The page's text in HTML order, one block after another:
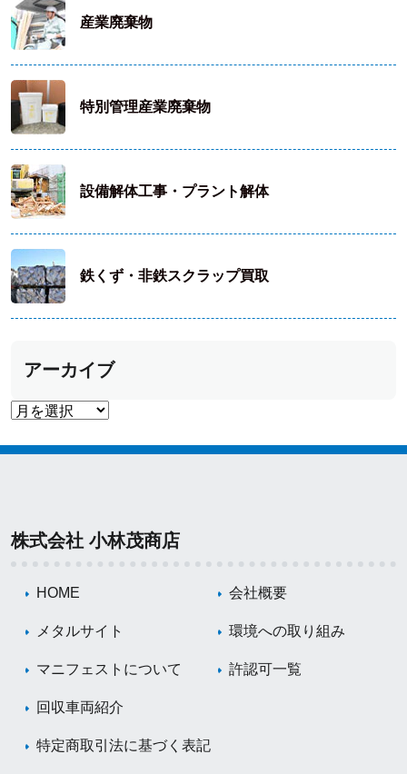
産業廃棄物
特別管理産業廃棄物
設備解体工事・プラント解体
鉄くず・非鉄スクラップ買取
アーカイブ
株式会社 小林茂商店
HOME 会社概要
メタルサイト 環境への取り組み
マニフェストについて 許認可一覧
回収車両紹介
特定商取引法に基づく表記